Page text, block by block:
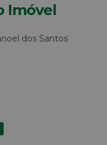
Imóvel
dos Santos